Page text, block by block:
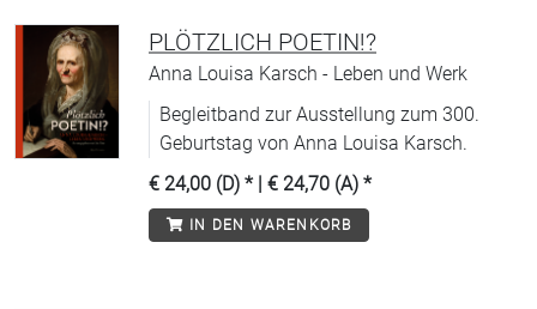
PLÖTZLICH POETIN!?
Anna Louisa Karsch - Leben und Werk
Begleitband zur Ausstellung zum 300.
Geburtstag von Anna Louisa Karsch.
€ 24,00 (D) * | € 24,70 (A) *
IN DEN WARENKORB